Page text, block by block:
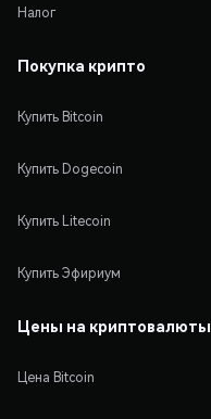
Налог
Покупка крипто
Купить Bitcoin
Купить Dogecoin
Купить Litecoin
Купить Эфириум
Цены на криптовалюты
Цена Bitcoin